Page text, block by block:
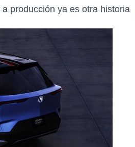
producción ya es otra historia